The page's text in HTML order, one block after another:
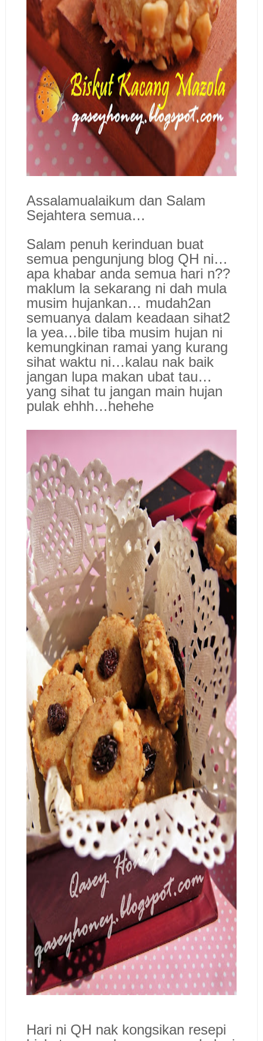
Assalamualaikum dan Salam
Sejahtera semua…
Salam penuh kerinduan buat
semua pengunjung blog QH ni…
apa khabar anda semua hari n??
maklum la sekarang ni dah mula
musim hujankan… mudah2an
semuanya dalam keadaan sihat2
la yea…bile tiba musim hujan ni
kemungkinan ramai yang kurang
sihat waktu ni…kalau nak baik
jangan lupa makan ubat tau…
yang sihat tu jangan main hujan
pulak ehhh…hehehe
Hari ni QH nak kongsikan resepi